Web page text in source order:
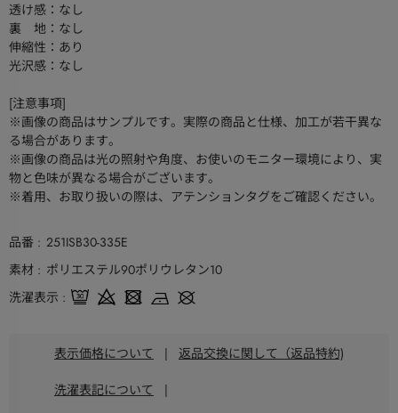
透け感：なし
裏 地：なし
伸縮性：あり
光沢感：なし
[注意事項]
※画像の商品はサンプルです。実際の商品と仕様、加工が若干異な
る場合があります。
※画像の商品は光の照射や角度、お使いのモニター環境により、実
物と色味が異なる場合がございます。
※着用、お取り扱いの際は、アテンションタグをご確認ください。
品番
251ISB30-335E
素材
ポリエステル90ポリウレタン10
洗濯表示
表示価格について | 返品交換に関して（返品特約)
洗濯表記について |